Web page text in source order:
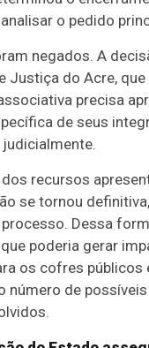
o pedido
negados. A
Justiça do Acre,
precisa
de seus
recursos
se tornou
Dessa
poderia gerar
os cofres públicos
número de